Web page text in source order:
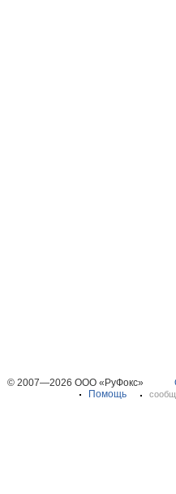
© 2007—2026 ООО «РуФокс»
Помощь